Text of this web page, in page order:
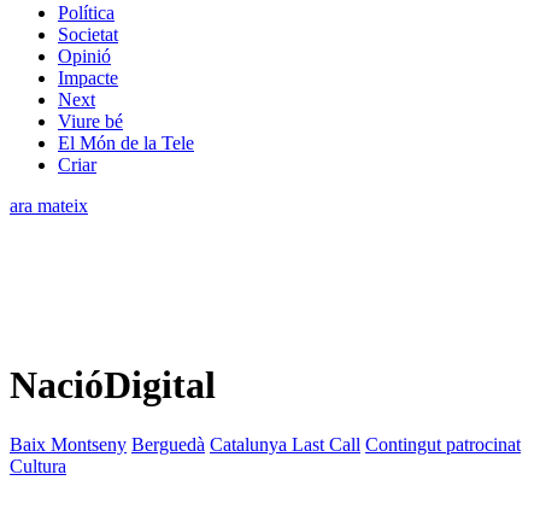
Política
Societat
Opinió
Impacte
Next
Viure bé
El Món de la Tele
Criar
ara mateix
NacióDigital
Baix Montseny Berguedà Catalunya Last Call Contingut patrocinat
Cultura